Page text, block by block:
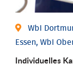
WbI
Essen, WbI
Individu­elles